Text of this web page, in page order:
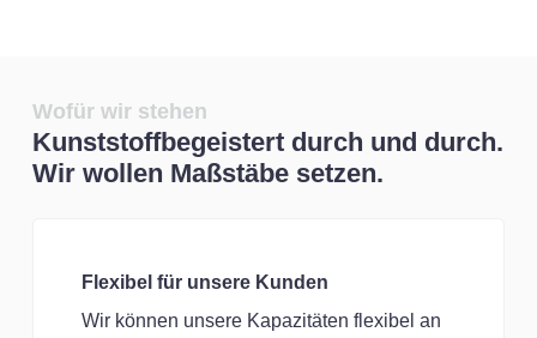
Wofür wir stehen
Kunststoffbegeistert durch und durch.
Wir wollen Maßstäbe setzen.
Flexibel für unsere Kunden
Wir können unsere Kapazitäten flexibel an